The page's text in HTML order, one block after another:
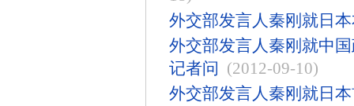
外交部发言人秦刚就日
外交部发言人秦刚就中
记者问 (2012-09-10)
外交部发言人秦刚就日